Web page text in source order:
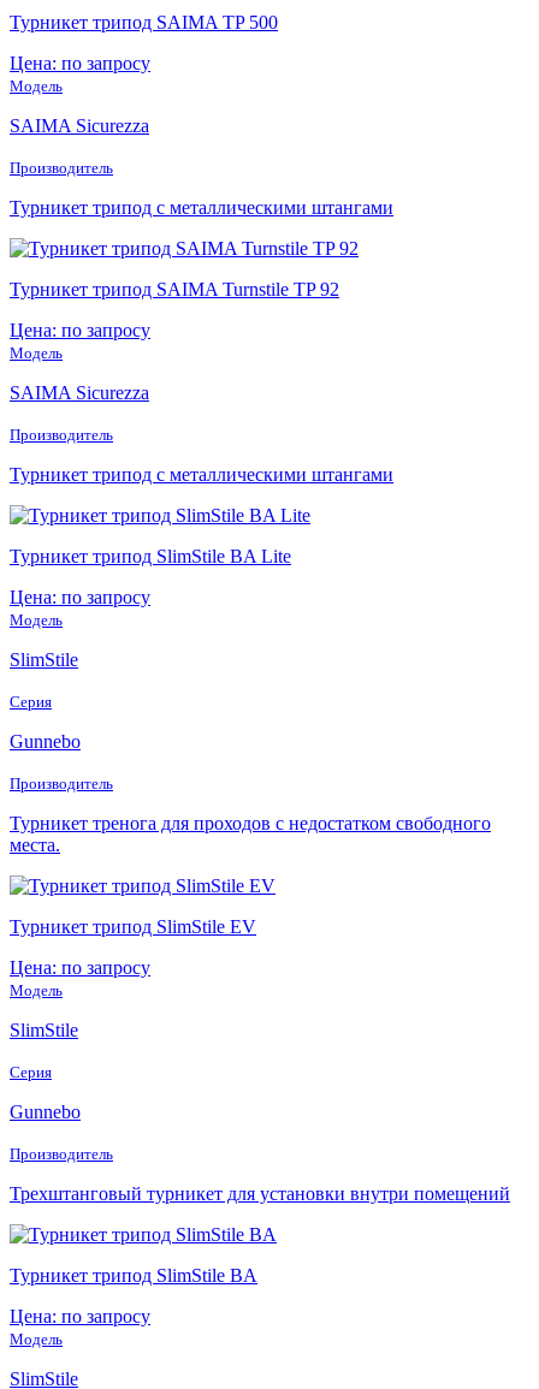
Турникет трипод SAIMA TP 500
Цена: по запросу
Модель
SAIMA Sicurezza
Производитель
Турникет трипод с металлическими штангами
Турникет трипод SAIMA Turnstile TP 92
Цена: по запросу
Модель
SAIMA Sicurezza
Производитель
Турникет трипод с металлическими штангами
Турникет трипод SlimStile BA Lite
Цена: по запросу
Модель
SlimStile
Серия
Gunnebo
Производитель
Турникет тренога для проходов с недостатком свободного
места.
Турникет трипод SlimStile EV
Цена: по запросу
Модель
SlimStile
Серия
Gunnebo
Производитель
Трехштанговый турникет для установки внутри помещений
Турникет трипод SlimStile BA
Цена: по запросу
Модель
SlimStile